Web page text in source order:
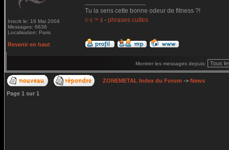
Inscrit le: 16 Mai 2004
Messages: 6636
Localisation: Paris
Tu la sens cette bonne odeur de fitness ?!
© € ™ $ - phrases cultes
Revenir en haut
Montrer les messages depuis:
ZONEMETAL Index du Forum -> News
Page 1 sur 1